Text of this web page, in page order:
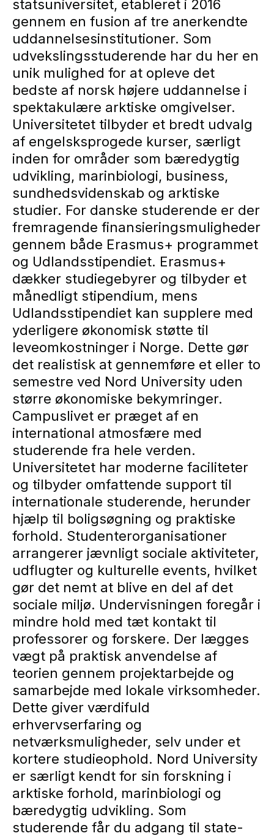
statsuniversitet, etableret i 2016
gennem en fusion af tre anerkendte
uddannelsesinstitutioner. Som
udvekslingsstuderende har du her en
unik mulighed for at opleve det
bedste af norsk højere uddannelse i
spektakulære arktiske omgivelser.
Universitetet tilbyder et bredt udvalg
af engelsksprogede kurser, særligt
inden for områder som bæredygtig
udvikling, marinbiologi, business,
sundhedsvidenskab og arktiske
studier. For danske studerende er der
fremragende finansieringsmuligheder
gennem både Erasmus+ programmet
og Udlandsstipendiet. Erasmus+
dækker studiegebyrer og tilbyder et
månedligt stipendium, mens
Udlandsstipendiet kan supplere med
yderligere økonomisk støtte til
leveomkostninger i Norge. Dette gør
det realistisk at gennemføre et eller to
semestre ved Nord University uden
større økonomiske bekymringer.
Campuslivet er præget af en
international atmosfære med
studerende fra hele verden.
Universitetet har moderne faciliteter
og tilbyder omfattende support til
internationale studerende, herunder
hjælp til boligsøgning og praktiske
forhold. Studenterorganisationer
arrangerer jævnligt sociale aktiviteter,
udflugter og kulturelle events, hvilket
gør det nemt at blive en del af det
sociale miljø. Undervisningen foregår i
mindre hold med tæt kontakt til
professorer og forskere. Der lægges
vægt på praktisk anvendelse af
teorien gennem projektarbejde og
samarbejde med lokale virksomheder.
Dette giver værdifuld
erhvervserfaring og
netværksmuligheder, selv under et
kortere studieophold. Nord University
er særligt kendt for sin forskning i
arktiske forhold, marinbiologi og
bæredygtig udvikling. Som
studerende får du adgang til state-